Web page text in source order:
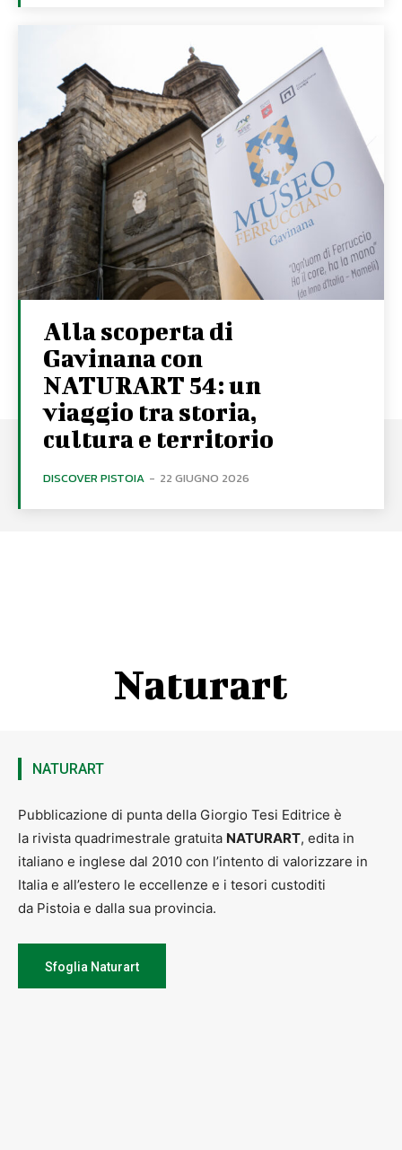
Alla scoperta di
Gavinana con
NATURART 54: un
viaggio tra storia,
cultura e territorio
DISCOVER PISTOIA - 22 GIUGNO 2026
Naturart
NATURART
Pubblicazione di punta della Giorgio Tesi Editrice è
la rivista quadrimestrale gratuita NATURART, edita in
italiano e inglese dal 2010 con l’intento di valorizzare in
Italia e all’estero le eccellenze e i tesori custoditi
da Pistoia e dalla sua provincia.
Sfoglia Naturart